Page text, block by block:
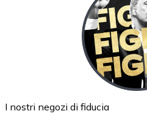
I nostri negozi di fiducia